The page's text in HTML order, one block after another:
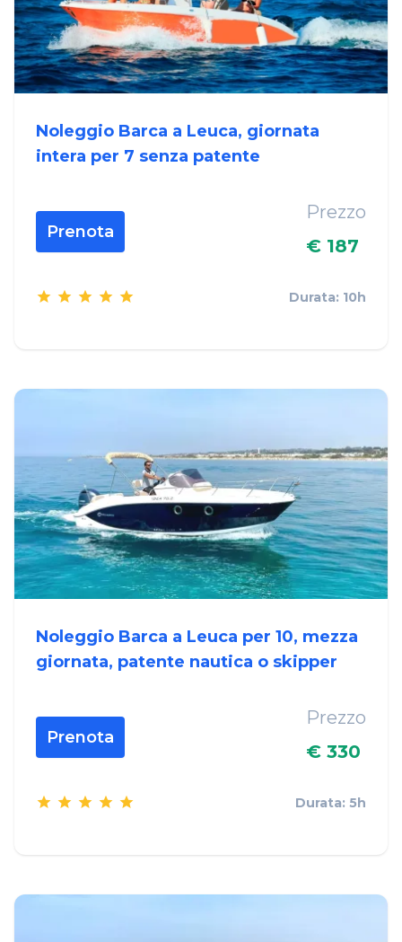
Noleggio Barca a Leuca, giornata
intera per 7 senza patente
Prenota
Prezzo
€ 187
Durata: 10h
Noleggio Barca a Leuca per 10, mezza
giornata, patente nautica o skipper
Prenota
Prezzo
€ 330
Durata: 5h